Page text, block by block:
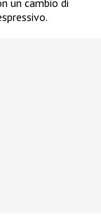
un cambio di